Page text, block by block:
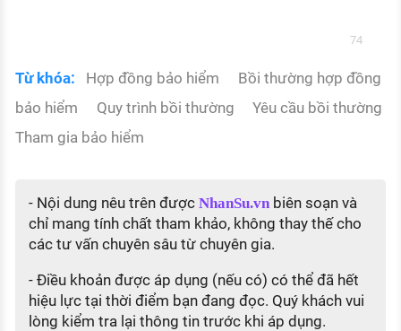
74
Từ khóa: Hợp đồng bảo hiểm
Bồi thường hợp đồng
bảo hiểm
Quy trình bồi thường
Yêu cầu bồi thường
Tham gia bảo hiểm
- Nội dung nêu trên được NhanSu.vnbiên soạn và
chỉ mang tính chất tham khảo, không thay thế cho
các tư vấn chuyên sâu từ chuyên gia.
- Điều khoản được áp dụng (nếu có) có thể đã hết
hiệu lực tại thời điểm bạn đang đọc. Quý khách vui
lòng kiểm tra lại thông tin trước khi áp dụng.